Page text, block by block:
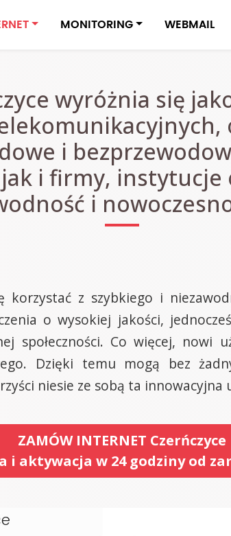
MONITORING WEBMAIL
wyróżnia się
i
i firmy, instytucje
i
korzystać z szybkiego i
o wysokiej jakości,
społeczności. Co więcej, nowi
Dzięki temu mogą bez
niesie ze sobą ta innowacyjna
ZAMÓW INTERNET Czerńczyce
i aktywacja w 24 godziny od